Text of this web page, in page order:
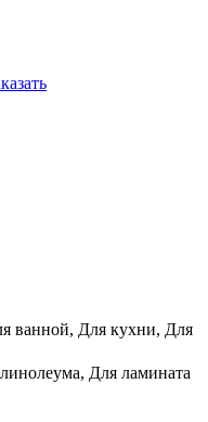
ванной, Для кухни, Для
Для ламината